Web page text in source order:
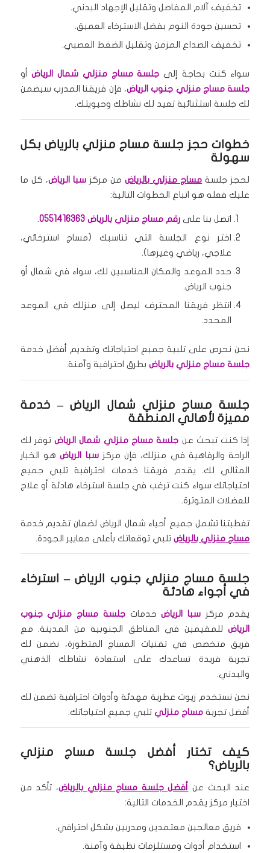
تخفيف آلام المفاصل وتقليل الإجهاد البدني.
تحسين جودة النوم بفضل الاسترخاء العميق.
تخفيف الصداع المزمن وتقليل الضغط العصبي.
سواء كنت بحاجة إلى جلسة مساج منزلي شمال الرياضأو
جلسة مساج منزلي جنوب الرياض، فإن فريقنا المدرب سيضمن
لك جلسة استثنائية تعيد لك نشاطك وحيويتك.
خطوات حجز جلسة مساج منزلي بالرياض بكل
سهولة
لحجز جلسة مساج منزلي بالرياضمن مركزسبا الرياض، كل ما
عليك فعله هو اتباع الخطوات التالية:
اتصل بنا على رقم مساج منزلي بالرياض 0551416363
.
اختر نوع الجلسة التي تناسبك (مساج استرخائي،
علاجي، رياضي وغيرها).
حدد الموعد والمكان المناسبين لك، سواء في شمال أو
جنوب الرياض.
انتظر فريقنا المحترف ليصل إلى منزلك في الموعد
المحدد.
نحن نحرص على تلبية جميع احتياجاتك وتقديم أفضل خدمة
جلسة مساج منزلي بالرياضبطرق احترافية وآمنة.
جلسة مساج منزلي شمال الرياض– خدمة
مميزة لأهالي المنطقة
إذا كنت تبحث عن جلسة مساج منزلي شمال الرياضتوفر لك
الراحة والرفاهية في منزلك، فإن مركزسبا الرياضهو الخيار
المثالي لك. يقدم فريقنا خدمات احترافية تلبي جميع
احتياجاتك سواء كنت ترغب في جلسة استرخاء هادئة أو علاج
للعضلات المتوترة.
تغطيتنا تشمل جميع أحياء شمال الرياض لضمان تقديم خدمة
مساج منزلي بالرياضتلبي توقعاتك بأعلى معايير الجودة.
جلسة مساج منزلي جنوب الرياض– استرخاء
في أجواء هادئة
يقدم مركزسبا الرياضخدماتجلسة مساج منزلي جنوب
الرياضللمقيمين في المناطق الجنوبية من المدينة. مع
فريق متخصص في تقنيات المساج المتطورة، نضمن لك
تجربة فريدة تساعدك على استعادة نشاطك الذهني
والبدني.
نحن نستخدم زيوت عطرية مهدئة وأدوات احترافية تضمن لك
أفضل تجربة مساج منزليتلبي جميع احتياجاتك.
كيف تختار أفضل جلسة مساج منزلي
بالرياض؟
عند البحث عن أفضل جلسة مساج منزلي بالرياض، تأكد من
اختيار مركز يقدم الخدمات التالية:
فريق معالجين معتمدين ومدربين بشكل احترافي.
استخدام أدوات ومستلزمات نظيفة وآمنة.